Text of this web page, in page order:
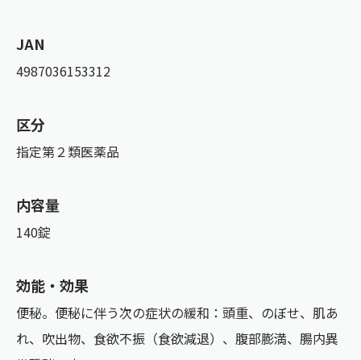
JAN
4987036153312
区分
指定第２類医薬品
内容量
140錠
効能・効果
便秘。便秘に伴う次の症状の緩和：頭重、のぼせ、肌あ
れ、吹出物、食欲不振（食欲減退）、腹部膨満、腸内異